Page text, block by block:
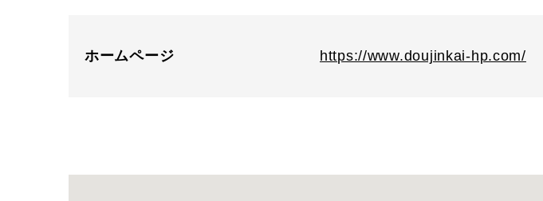
ホームページ https://www.doujinkai-hp.com/